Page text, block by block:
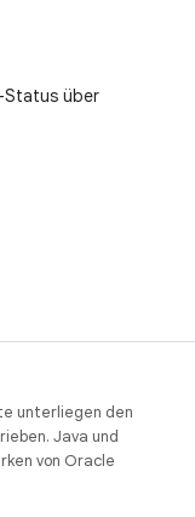
Status über
unterliegen den
Java und
von Oracle